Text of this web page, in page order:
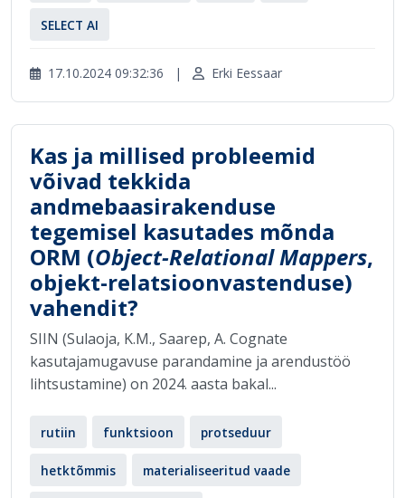
SELECT AI
17.10.2024 09:32:36 | Erki Eessaar
Kas ja millised probleemid
võivad tekkida
andmebaasirakenduse
tegemisel kasutades mõnda
ORM (Object-Relational Mappers,
objekt-relatsioonvastenduse)
vahendit?
SIIN (Sulaoja, K.M., Saarep, A. Cognate
kasutajamugavuse parandamine ja arendustöö
lihtsustamine) on 2024. aasta bakal...
rutiin funktsioon protseduur
hetktõmmis materialiseeritud vaade